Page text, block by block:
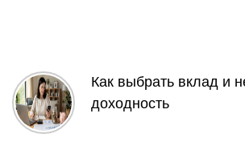
Как выбрать вклад и
доходность